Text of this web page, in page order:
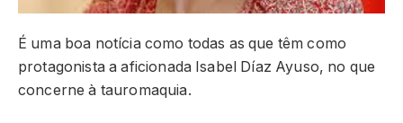
É uma boa notícia como todas as que têm como
protagonista a aficionada Isabel Díaz Ayuso, no que
concerne à tauromaquia.